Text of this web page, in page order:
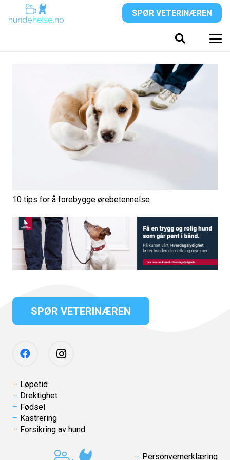
SPØR VETERINÆREN
10 tips for å forebygge ørebetennelse
SPØR VETERINÆREN
Løpetid
Drektighet
Fødsel
Kastrering
Forsikring av hund
Personvernerklæring